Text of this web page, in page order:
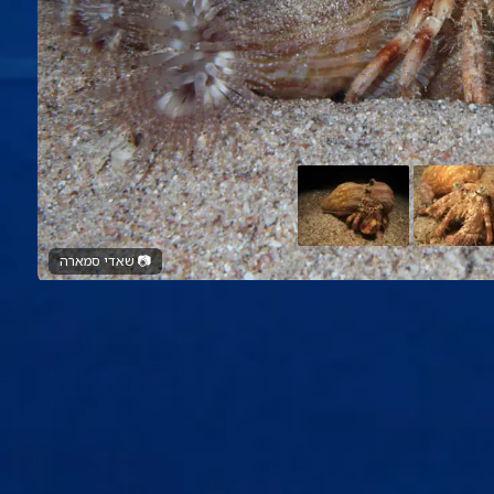
📷שאדי סמארה